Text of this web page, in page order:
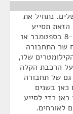
נתחיל את
הזאת תסייע
לפיילוט להתחיל לפעול. אני מקווה מאוד שב-8 בספטמבר או
כפי שהבטיח שר התחבורה
בשבוע שעבר, הקו האדום, על כל 13.8 הקילומטרים שלו,
על הרכבת הקלה
של תחבורה
כאן בשנים
כדי לסייע
לאורחים.